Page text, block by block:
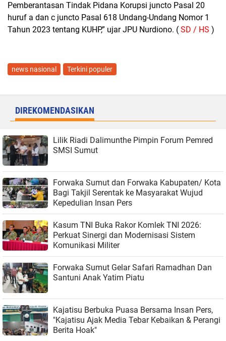
Pemberantasan Tindak Pidana Korupsi juncto Pasal 20
huruf a dan c juncto Pasal 618 Undang-Undang Nomor 1
Tahun 2023 tentang KUHP,” ujar JPU Nurdiono. ( SD / HS )
news nasional Terkini populer
DIREKOMENDASIKAN
Lilik Riadi Dalimunthe Pimpin Forum Pemred
SMSI Sumut
Forwaka Sumut dan Forwaka Kabupaten/ Kota
Bagi Takjil Serentak ke Masyarakat Wujud
Kepedulian Insan Pers
Kasum TNI Buka Rakor Komlek TNI 2026:
Perkuat Sinergi dan Modernisasi Sistem
Komunikasi Militer
Forwaka Sumut Gelar Safari Ramadhan Dan
Santuni Anak Yatim Piatu
Kajatisu Berbuka Puasa Bersama Insan Pers,
"Kajatisu Ajak Media Tebar Kebaikan & Perangi
Berita Hoak"